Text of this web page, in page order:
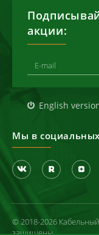
акции:
English
Мы в
© 2018-2026
защищены